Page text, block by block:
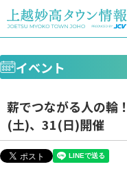
イベント
薪でつながる人の輪
(土)、31(日)開催